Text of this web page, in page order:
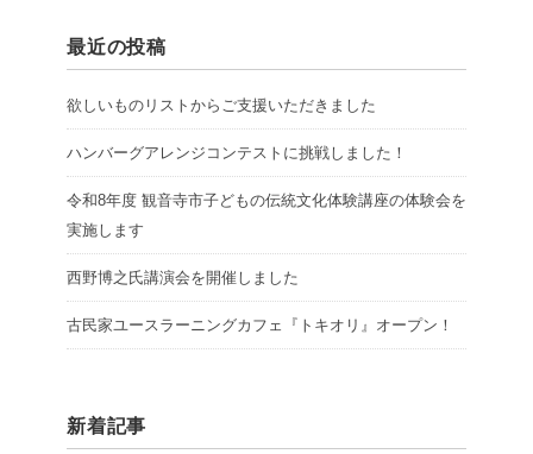
最近の投稿
欲しいものリストからご支援いただきました
ハンバーグアレンジコンテストに挑戦しました！
令和8年度 観音寺市子どもの伝統文化体験講座の体験会を
実施します
西野博之氏講演会を開催しました
古民家ユースラーニングカフェ『トキオリ』オープン！
新着記事